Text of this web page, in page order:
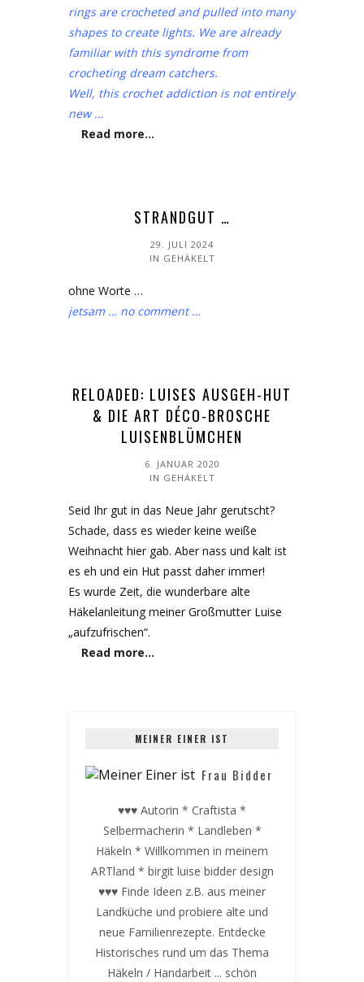
rings are crocheted and pulled into many
shapes to create lights. We are already
familiar with this syndrome from
crocheting dream catchers.
Well, this crochet addiction is not entirely
new …
Read more…
STRANDGUT …
29. JULI 2024
IN GEHÄKELT
ohne Worte …
jetsam … no comment …
RELOADED: LUISES AUSGEH-HUT
& DIE ART DÉCO-BROSCHE
LUISENBLÜMCHEN
6. JANUAR 2020
IN GEHÄKELT
Seid Ihr gut in das Neue Jahr gerutscht?
Schade, dass es wieder keine weiße
Weihnacht hier gab. Aber nass und kalt ist
es eh und ein Hut passt daher immer!
Es wurde Zeit, die wunderbare alte
Häkelanleitung meiner Großmutter Luise
„aufzufrischen“.
Read more…
MEINER EINER IST
Frau Bidder
♥♥♥ Autorin * Craftista *
Selbermacherin * Landleben *
Häkeln * Willkommen in meinem
ARTland * birgit luise bidder design
♥♥♥ Finde Ideen z.B. aus meiner
Landküche und probiere alte und
neue Familienrezepte. Entdecke
Historisches rund um das Thema
Häkeln / Handarbeit ... schön